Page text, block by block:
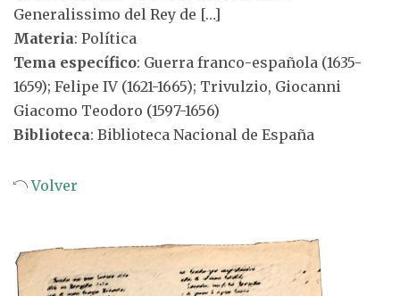
Generalissimo del Rey de […]
Materia: Política
Tema específico: Guerra franco-española (1635-
1659); Felipe IV (1621-1665); Trivulzio, Giocanni
Giacomo Teodoro (1597-1656)
Biblioteca: Biblioteca Nacional de España
Volver